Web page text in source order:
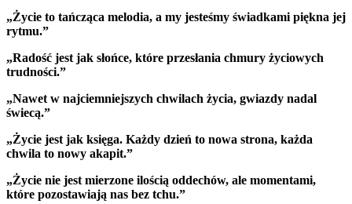
„Życie to tańcząca melodia, a my jesteśmy świadkami piękna jej
rytmu.”
„Radość jest jak słońce, które przesłania chmury życiowych
trudności.”
„Nawet w najciemniejszych chwilach życia, gwiazdy nadal
świecą.”
„Życie jest jak księga. Każdy dzień to nowa strona, każda
chwila to nowy akapit.”
„Życie nie jest mierzone ilością oddechów, ale momentami,
które pozostawiają nas bez tchu.”